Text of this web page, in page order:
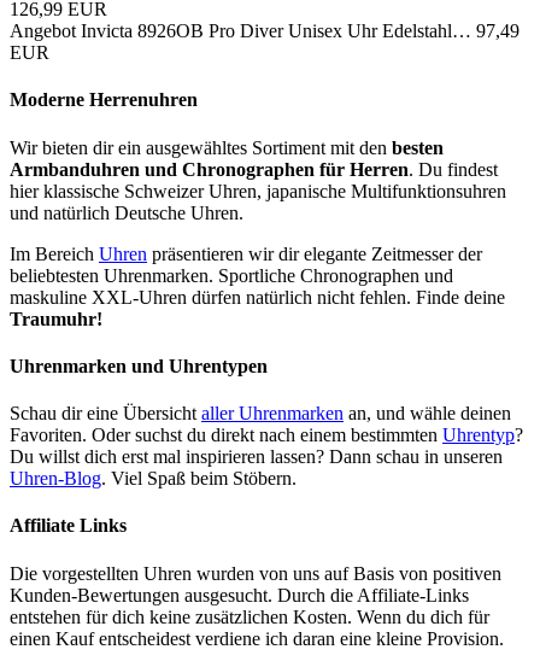
126,99 EUR
Angebot Invicta 8926OB Pro Diver Unisex Uhr Edelstahl… 97,49
EUR
Moderne Herrenuhren
Wir bieten dir ein ausgewähltes Sortiment mit den besten
Armbanduhren und Chronographen für Herren. Du findest
hier klassische Schweizer Uhren, japanische Multifunktionsuhren
und natürlich Deutsche Uhren.
Im Bereich Uhren präsentieren wir dir elegante Zeitmesser der
beliebtesten Uhrenmarken. Sportliche Chronographen und
maskuline XXL-Uhren dürfen natürlich nicht fehlen. Finde deine
Traumuhr!
Uhrenmarken und Uhrentypen
Schau dir eine Übersicht aller Uhrenmarken an, und wähle deinen
Favoriten. Oder suchst du direkt nach einem bestimmten Uhrentyp?
Du willst dich erst mal inspirieren lassen? Dann schau in unseren
Uhren-Blog. Viel Spaß beim Stöbern.
Affiliate Links
Die vorgestellten Uhren wurden von uns auf Basis von positiven
Kunden-Bewertungen ausgesucht. Durch die Affiliate-Links
entstehen für dich keine zusätzlichen Kosten. Wenn du dich für
einen Kauf entscheidest verdiene ich daran eine kleine Provision.